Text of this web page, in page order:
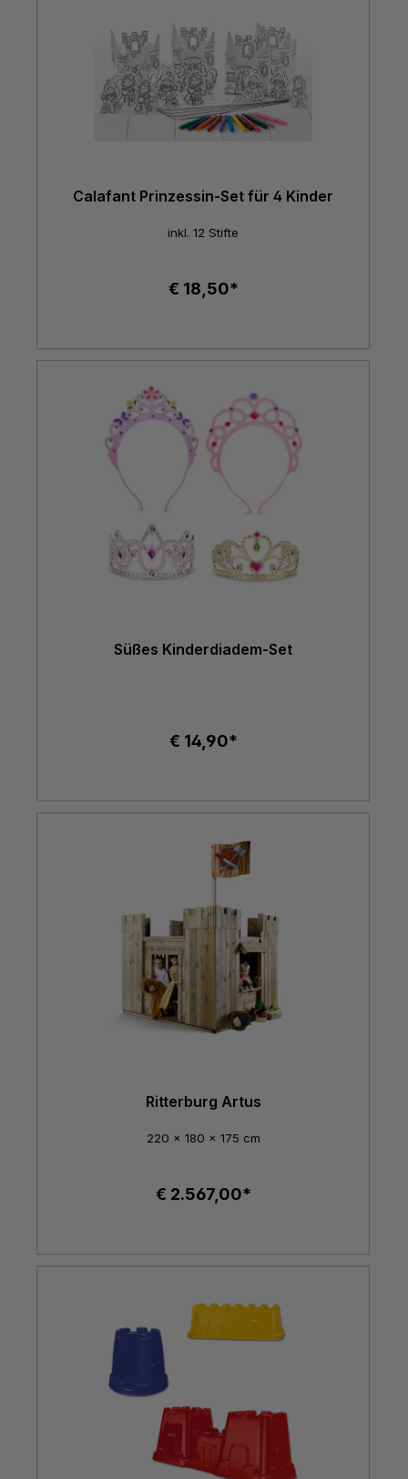
Calafant Prinzessin-Set für 4 Kinder
inkl. 12 Stifte
€ 18,50*
Süßes Kinderdiadem-Set
€ 14,90*
Ritterburg Artus
220 x 180 x 175 cm
€ 2.567,00*